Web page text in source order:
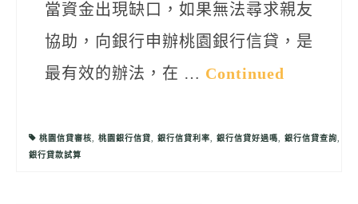
當資金出現缺口，如果無法尋求親友
協助，向銀行申辦桃園銀行信貸，是
最有效的辦法，在 … Continued
桃園信貸審核, 桃園銀行信貸, 銀行信貸利率, 銀行信貸好過嗎, 銀行信貸查詢,
銀行貸款試算